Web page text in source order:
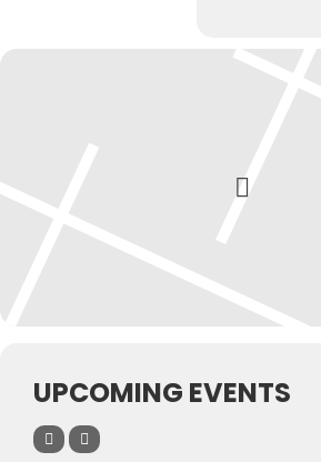
UPCOMING EVENTS